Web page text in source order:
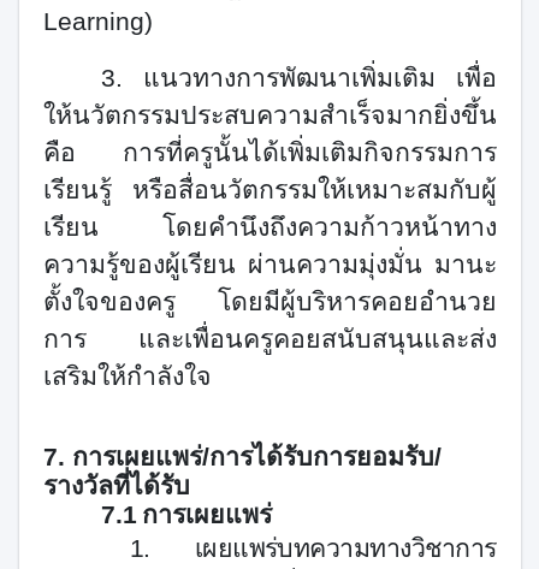
Learning)
3.
แนวทางการพัฒนาเพิ่มเติม เพื่อ
ให้นวัตกรรมประสบความสำเร็จมากยิ่งขึ้น
คือ การที่ครูนั้นได้เพิ่มเติมกิจกรรมการ
เรียนรู้ หรือสื่อนวัตกรรมให้เหมาะสมกับผู้
เรียน โดยคำนึงถึงความก้าวหน้าทาง
ความรู้ของผู้เรียน ผ่านความมุ่งมั่น มานะ
ตั้งใจของครู โดยมีผู้บริหารคอยอำนวย
การ และเพื่อนครูคอยสนับสนุนและส่ง
เสริมให้กำลังใจ
7. การเผยแพร่/การได้รับการยอมรับ/
รางวัลที่ได้รับ
7.1 การเผยแพร่
1. เผยแพร่บทความทางวิชาการ